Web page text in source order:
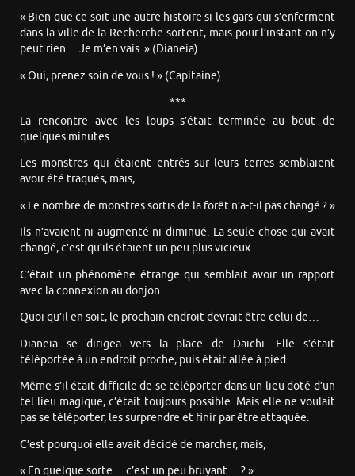
« Bien que ce soit une autre histoire si les gars qui s’enferment
dans la ville de la Recherche sortent, mais pour l’instant on n’y
peut rien… Je m’en vais. » (Dianeia)
« Oui, prenez soin de vous ! » (Capitaine)
***
La rencontre avec les loups s’était terminée au bout de
quelques minutes.
Les monstres qui étaient entrés sur leurs terres semblaient
avoir été traqués, mais,
« Le nombre de monstres sortis de la forêt n’a-t-il pas changé ? »
Ils n’avaient ni augmenté ni diminué. La seule chose qui avait
changé, c’est qu’ils étaient un peu plus vicieux.
C’était un phénomène étrange qui semblait avoir un rapport
avec la connexion au donjon.
Quoi qu’il en soit, le prochain endroit devrait être celui de…
Dianeia se dirigea vers la place de Daichi. Elle s’était
téléportée à un endroit proche, puis était allée à pied.
Même s’il était difficile de se téléporter dans un lieu doté d’un
tel lieu magique, c’était toujours possible. Mais elle ne voulait
pas se téléporter, les surprendre et finir par être attaquée.
C’est pourquoi elle avait décidé de marcher, mais,
« En quelque sorte… c’est un peu bruyant… ? »